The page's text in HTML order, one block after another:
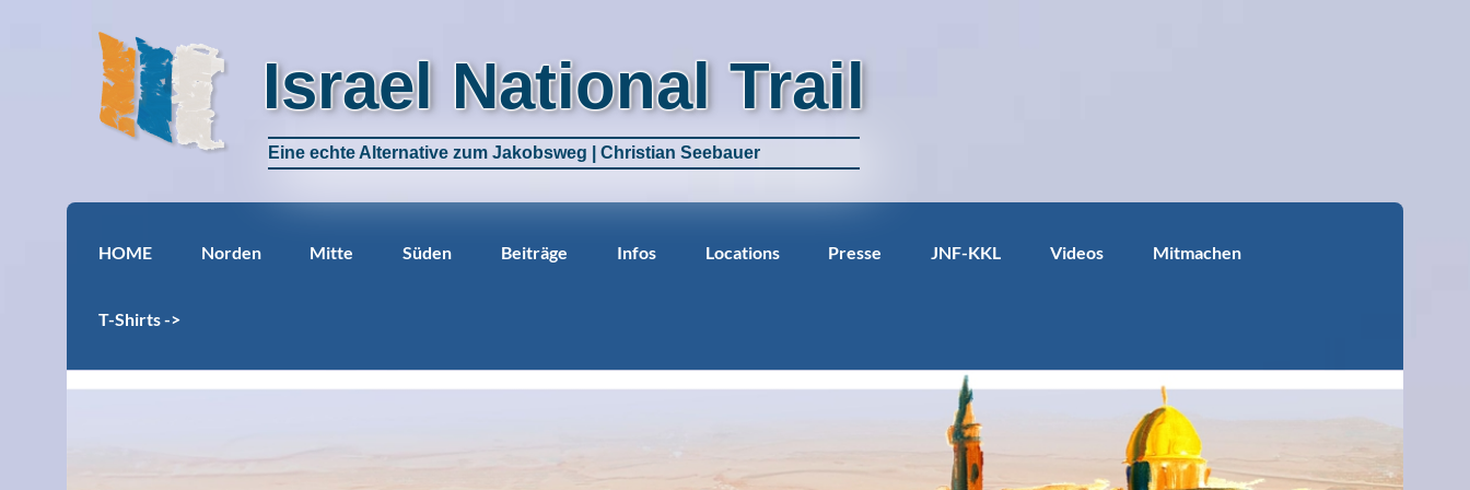
Israel National Trail
Eine echte Alternative zum Jakobsweg | Christian Seebauer
HOME Norden Mitte Süden Beiträge Infos Locations Presse JNF-KKL Videos Mitmachen
T-Shirts ->